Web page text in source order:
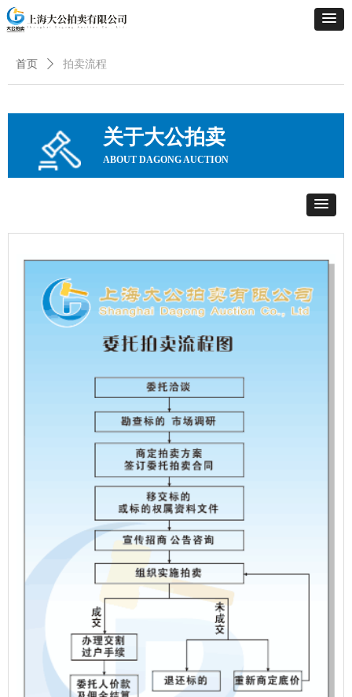
关于大公拍卖
ABOUT DAGONG AUCTION
首页 ꄲ 拍卖流程